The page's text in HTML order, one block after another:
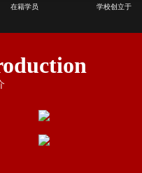
在籍学员
学校创立于